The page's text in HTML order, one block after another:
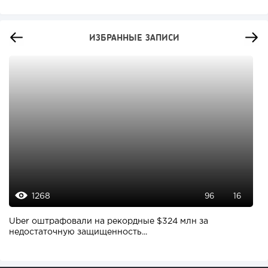
ИЗБРАННЫЕ ЗАПИСИ
1268 96 16
Uber оштрафовали на рекордные $324 млн за
недостаточную защищенность...